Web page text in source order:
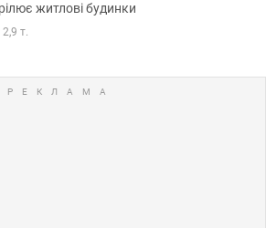
житлові будинки
2,9 т.